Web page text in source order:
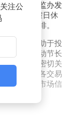
知》（证监办发
年部分节假日休
出相关安排。
公告，有助于投
数据，劳动节长
议投资者密切关
位风险。各交易
作，确保市场信
注公